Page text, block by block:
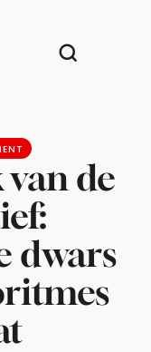
de
dwars